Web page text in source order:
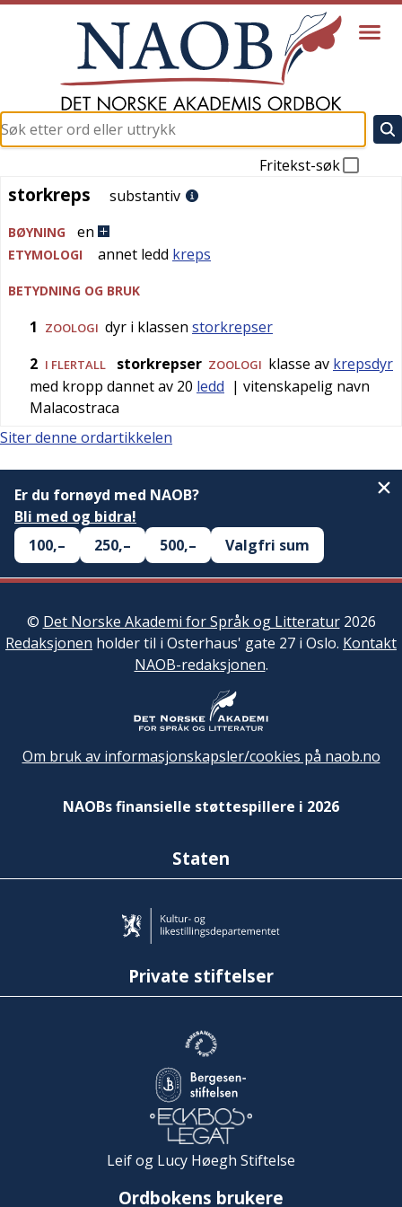
Fritekst-søk
storkreps
storkreps substantiv
BØYNING en
ETYMOLOGI annet ledd kreps
BETYDNING OG BRUK
1 ZOOLOGI dyr i klassen storkrepser
2 I FLERTALL storkrepser ZOOLOGI klasse av krepsdyr
med kropp dannet av 20 ledd | vitenskapelig navn
Malacostraca
Siter denne ordartikkelen
Er du fornøyd med NAOB?
Bli med og bidra!
100,–
250,– 500,– Valgfri sum
© Det Norske Akademi for Språk og Litteratur2026
Redaksjonen holder til i Osterhaus' gate 27 i Oslo. Kontakt
NAOB-redaksjonen.
Om bruk av informasjonskapsler/cookies på naob.no
NAOBs finansielle støttespillere i 2026
Staten
Private stiftelser
Leif og Lucy Høegh Stiftelse
Ordbokens brukere